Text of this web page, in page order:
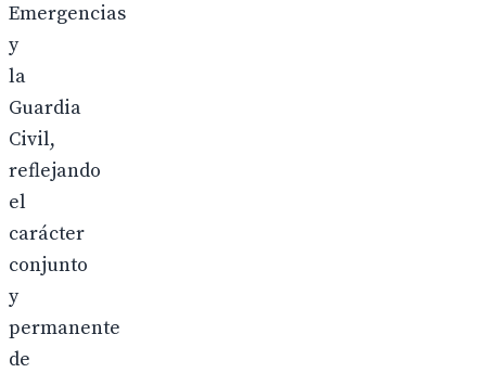
Emergencias
y
la
Guardia
Civil,
reflejando
el
carácter
conjunto
y
permanente
de